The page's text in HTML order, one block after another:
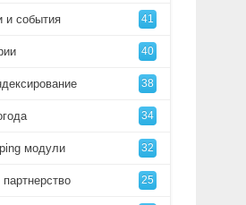
и события 41
40
38
34
модули 32
25